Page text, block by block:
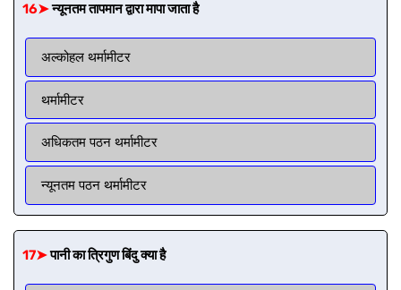
16➤न्यूनतम तापमान द्वारा मापा जाता है
अल्कोहल थर्मामीटर
थर्मामीटर
अधिकतम पठन थर्मामीटर
न्यूनतम पठन थर्मामीटर
17➤पानी का त्रिगुण बिंदु क्या है